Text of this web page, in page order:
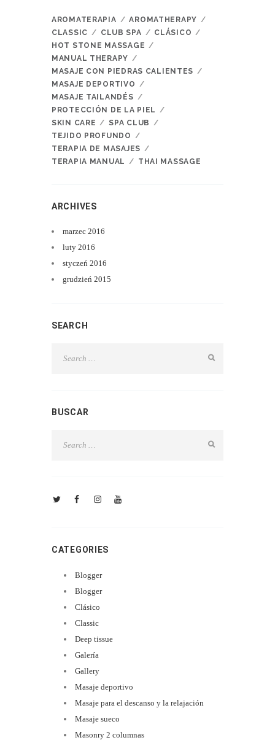
AROMATERAPIA
AROMATHERAPY
CLASSIC
CLUB SPA
CLÁSICO
HOT STONE MASSAGE
MANUAL THERAPY
MASAJE CON PIEDRAS CALIENTES
MASAJE DEPORTIVO
MASAJE TAILANDÉS
PROTECCIÓN DE LA PIEL
SKIN CARE
SPA CLUB
TEJIDO PROFUNDO
TERAPIA DE MASAJES
TERAPIA MANUAL
THAI MASSAGE
ARCHIVES
marzec 2016
luty 2016
styczeń 2016
grudzień 2015
SEARCH
BUSCAR
CATEGORIES
Blogger
Blogger
Clásico
Classic
Deep tissue
Galería
Gallery
Masaje deportivo
Masaje para el descanso y la relajación
Masaje sueco
Masonry 2 columnas